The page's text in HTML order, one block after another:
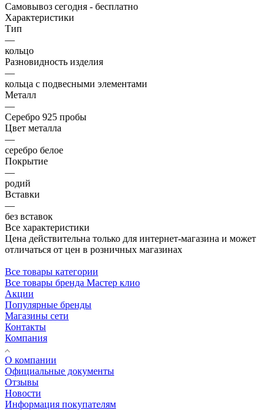
Самовывоз сегодня - бесплатно
Характеристики
Тип
—
кольцо
Разновидность изделия
—
кольца с подвесными элементами
Металл
—
Серебро 925 пробы
Цвет металла
—
серебро белое
Покрытие
—
родий
Вставки
—
без вставок
Все характеристики
Цена действительна только для интернет-магазина и может
отличаться от цен в розничных магазинах
Все товары категории
Все товары бренда Мастер клио
Акции
Популярные бренды
Магазины сети
Контакты
Компания
О компании
Официальные документы
Отзывы
Новости
Информация покупателям